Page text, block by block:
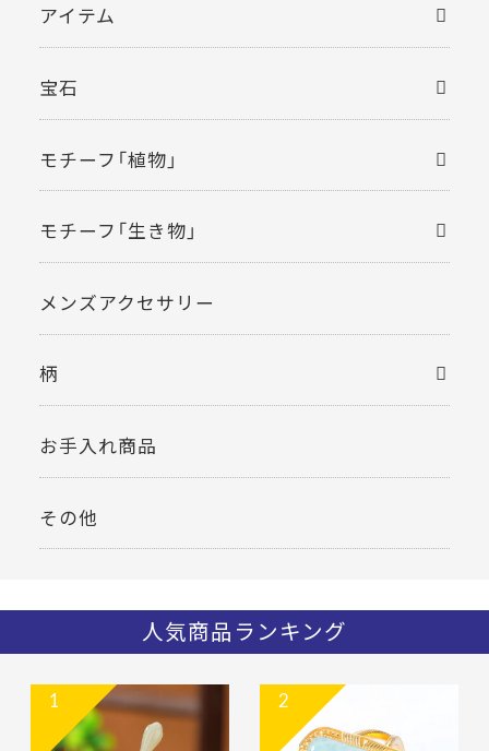
アイテム
宝石
モチーフ「植物」
モチーフ「生き物」
メンズアクセサリー
柄
お手入れ商品
その他
人気商品ランキング
1 2